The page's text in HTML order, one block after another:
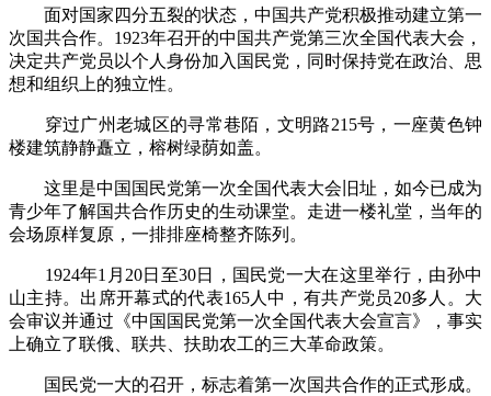
面对国家四分五裂的状态，中国共产党积极推动建立第一
次国共合作。1923年召开的中国共产党第三次全国代表大会，
决定共产党员以个人身份加入国民党，同时保持党在政治、思
想和组织上的独立性。
穿过广州老城区的寻常巷陌，文明路215号，一座黄色钟
楼建筑静静矗立，榕树绿荫如盖。
这里是中国国民党第一次全国代表大会旧址，如今已成为
青少年了解国共合作历史的生动课堂。走进一楼礼堂，当年的
会场原样复原，一排排座椅整齐陈列。
1924年1月20日至30日，国民党一大在这里举行，由孙中
山主持。出席开幕式的代表165人中，有共产党员20多人。大
会审议并通过《中国国民党第一次全国代表大会宣言》，事实
上确立了联俄、联共、扶助农工的三大革命政策。
国民党一大的召开，标志着第一次国共合作的正式形成。